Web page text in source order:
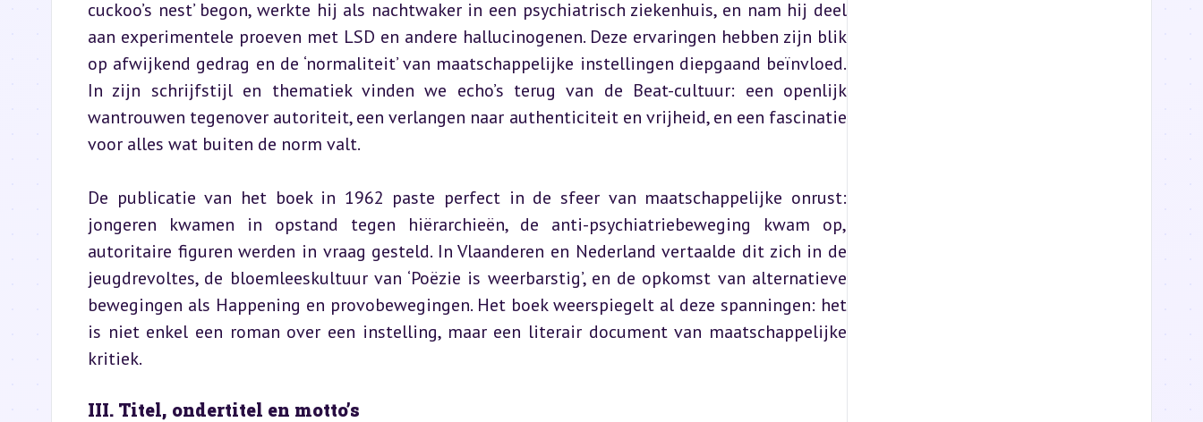
cuckoo’s nest’ begon, werkte hij als nachtwaker in een psychiatrisch ziekenhuis, en nam hij deel
aan experimentele proeven met LSD en andere hallucinogenen. Deze ervaringen hebben zijn blik
op afwijkend gedrag en de ‘normaliteit’ van maatschappelijke instellingen diepgaand beïnvloed.
In zijn schrijfstijl en thematiek vinden we echo’s terug van de Beat-cultuur: een openlijk
wantrouwen tegenover autoriteit, een verlangen naar authenticiteit en vrijheid, en een fascinatie
voor alles wat buiten de norm valt.
De publicatie van het boek in 1962 paste perfect in de sfeer van maatschappelijke onrust:
jongeren kwamen in opstand tegen hiërarchieën, de anti-psychiatriebeweging kwam op,
autoritaire figuren werden in vraag gesteld. In Vlaanderen en Nederland vertaalde dit zich in de
jeugdrevoltes, de bloemleeskultuur van ‘Poëzie is weerbarstig’, en de opkomst van alternatieve
bewegingen als Happening en provobewegingen. Het boek weerspiegelt al deze spanningen: het
is niet enkel een roman over een instelling, maar een literair document van maatschappelijke
kritiek.
III. Titel, ondertitel en motto’s